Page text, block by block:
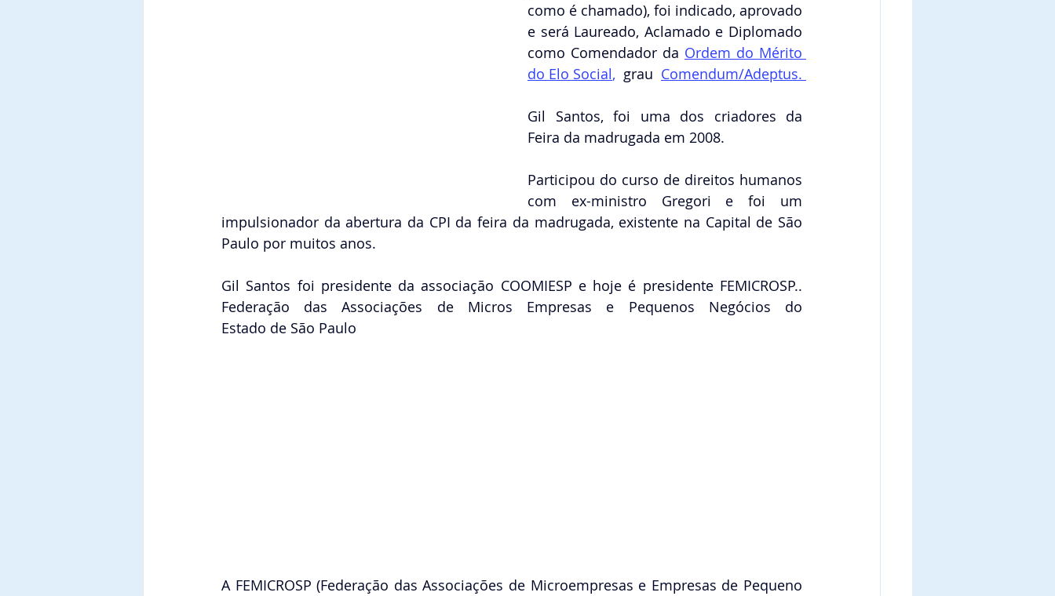
como é chamado), foi indicado, aprovado
e será Laureado, Aclamado e Diplomado
como Comendador da Ordem do Mérito
do Elo Social, grau
Gil Santos, foi uma dos criadores da
Feira da madrugada em 2008.
Participou do curso de direitos humanos
com ex-ministro Gregori e foi um
impulsionador da abertura da CPI da feira da madrugada, existente na Capital de São
Paulo por muitos anos.
Gil Santos foi presidente da associação COOMIESP e hoje é presidente FEMICROSP..
Federação das Associações de Micros Empresas e Pequenos Negócios do
Estado de São Paulo
A FEMICROSP (Federação das Associações de Microempresas e Empresas de Pequeno